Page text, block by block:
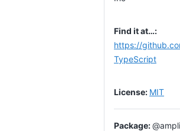
https://
TypeScript
MIT